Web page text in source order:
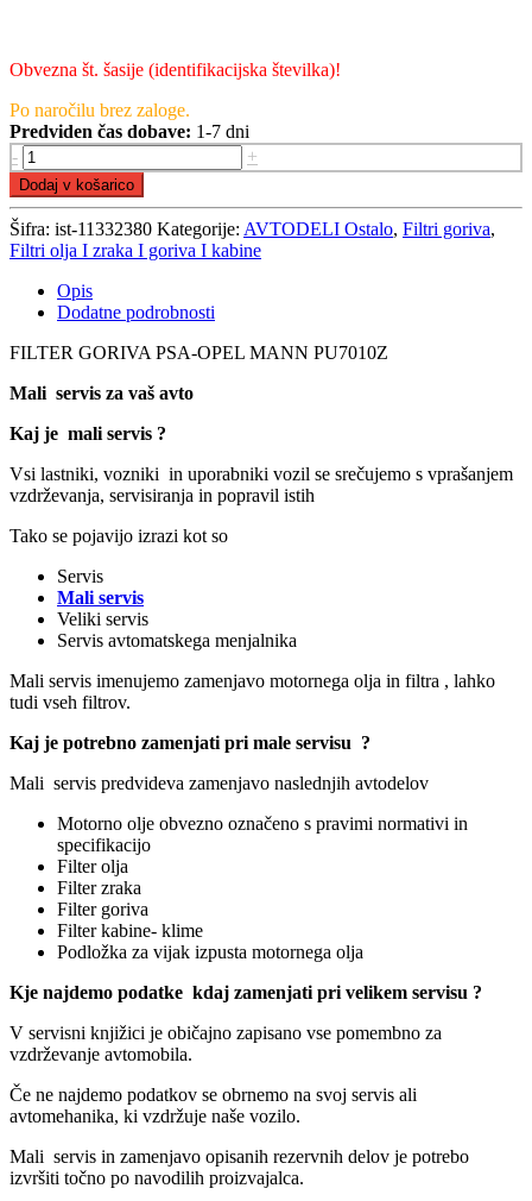
Obvezna št. šasije (identifikacijska številka)!
Po naročilu brez zaloge.
Predviden čas dobave: 1-7 dni
- FILTER
GORIVA
PSA-
OPEL
MANN
PU7010Z
količina
+
Dodaj v košarico
Šifra: ist-11332380 Kategorije: AVTODELI Ostalo, Filtri goriva,
Filtri olja I zraka I goriva I kabine
Opis
Dodatne podrobnosti
FILTER GORIVA PSA-OPEL MANN PU7010Z
Mali servis za vaš avto
Kaj je mali servis ?
Vsi lastniki, vozniki in uporabniki vozil se srečujemo s vprašanjem
vzdrževanja, servisiranja in popravil istih
Tako se pojavijo izrazi kot so
Servis
Mali servis
Veliki servis
Servis avtomatskega menjalnika
Mali servis imenujemo zamenjavo motornega olja in filtra , lahko
tudi vseh filtrov.
Kaj je potrebno zamenjati pri male servisu ?
Mali servis predvideva zamenjavo naslednjih avtodelov
Motorno olje obvezno označeno s pravimi normativi in
specifikacijo
Filter olja
Filter zraka
Filter goriva
Filter kabine- klime
Podložka za vijak izpusta motornega olja
Kje najdemo podatke kdaj zamenjati pri velikem servisu ?
V servisni knjižici je običajno zapisano vse pomembno za
vzdrževanje avtomobila.
Če ne najdemo podatkov se obrnemo na svoj servis ali
avtomehanika, ki vzdržuje naše vozilo.
Mali servis in zamenjavo opisanih rezervnih delov je potrebo
izvršiti točno po navodilih proizvajalca.